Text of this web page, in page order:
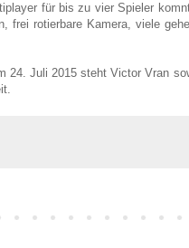
für bis zu vier Spieler
frei rotierbare Kamera, viele
24. Juli 2015 steht Victor Vran